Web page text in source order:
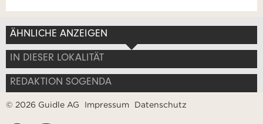
* Eingabe erforderlich
Zur Qualitätssicherung wird eine Kopie der E-Mail an
guidle übermittelt.
NACHRICHT SENDEN
Adresse
ÄHNLICHE ANZEIGEN
IN DIESER LOKALITÄT
REDAKTION SOGENDA
© 2026 Guidle AG Impressum Datenschutz